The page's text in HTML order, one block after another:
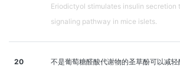
Eriodictyol stimulates insulin secretion
signaling pathway in mice islets.
20 不是葡萄糖醛酸代谢物的圣草酚可以减轻